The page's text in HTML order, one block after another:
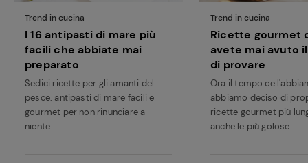
Trend in cucina
I 16 antipasti di mare più
facili che abbiate mai
preparato
Sedici ricette per gli amanti del
pesce: antipasti di mare facili e
gourmet per non rinunciare a
niente.
Trend in cucina
Ricette gourmet
avete mai avuto
di provare
Ora il tempo ce
abbiamo deciso di
ricette gourmet più
anche le più golose.